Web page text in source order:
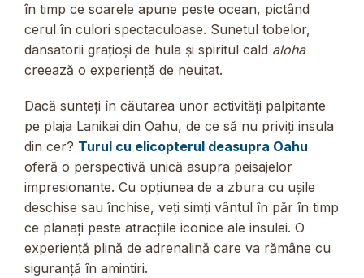
în timp ce soarele apune peste ocean, pictând
cerul în culori spectaculoase. Sunetul tobelor,
dansatorii grațioși de hula și spiritul cald aloha
creează o experiență de neuitat.
Dacă sunteți în căutarea unor activități palpitante
pe plaja Lanikai din Oahu, de ce să nu priviți insula
din cer? Turul cu elicopterul deasupra Oahu
oferă o perspectivă unică asupra peisajelor
impresionante. Cu opțiunea de a zbura cu ușile
deschise sau închise, veți simți vântul în păr în timp
ce planați peste atracțiile iconice ale insulei. O
experiență plină de adrenalină care va rămâne cu
siguranță în amintiri.